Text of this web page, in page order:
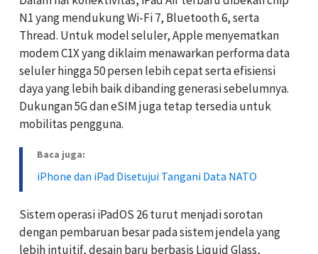
N1 yang mendukung Wi-Fi 7, Bluetooth 6, serta
Thread. Untuk model seluler, Apple menyematkan
modem C1X yang diklaim menawarkan performa data
seluler hingga 50 persen lebih cepat serta efisiensi
daya yang lebih baik dibanding generasi sebelumnya.
Dukungan 5G dan eSIM juga tetap tersedia untuk
mobilitas pengguna.
Baca juga:
iPhone dan iPad Disetujui Tangani Data NATO
Sistem operasi iPadOS 26 turut menjadi sorotan
dengan pembaruan besar pada sistem jendela yang
lebih intuitif, desain baru berbasis Liquid Glass,